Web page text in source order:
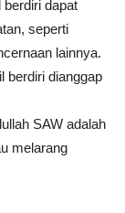
dapat
seperti
lainnya.
berdiri dianggap
SAW adalah
melarang